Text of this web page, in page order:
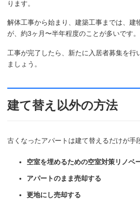
ります。
解体工事から始まり、建築工事までは、建
が、約3ヶ月〜半年程度のことが多いです。
工事が完了したら、新たに入居者募集を行
ましょう。
建て替え以外の方法
古くなったアパートは建て替えるだけが手
空室を埋めるための空室対策リノベ
アパートのまま売却する
更地にし売却する